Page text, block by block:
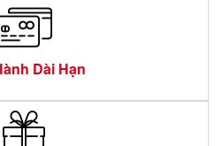
Dài Hạn